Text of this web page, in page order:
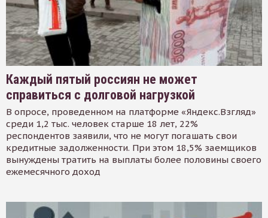
Каждый пятый россиян не может
справиться с долговой нагрузкой
В опросе, проведенном на платформе «Яндекс.Взгляд»
среди 1,2 тыс. человек старше 18 лет, 22%
респондентов заявили, что не могут погашать свои
кредитные задолженности. При этом 18,5% заемщиков
вынуждены тратить на выплаты более половины своего
ежемесячного доход